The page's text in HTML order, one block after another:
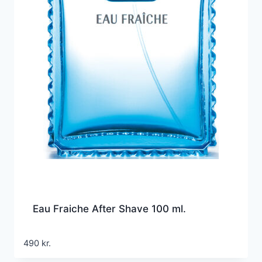
Eau Fraiche After Shave 100 ml.
490 kr.